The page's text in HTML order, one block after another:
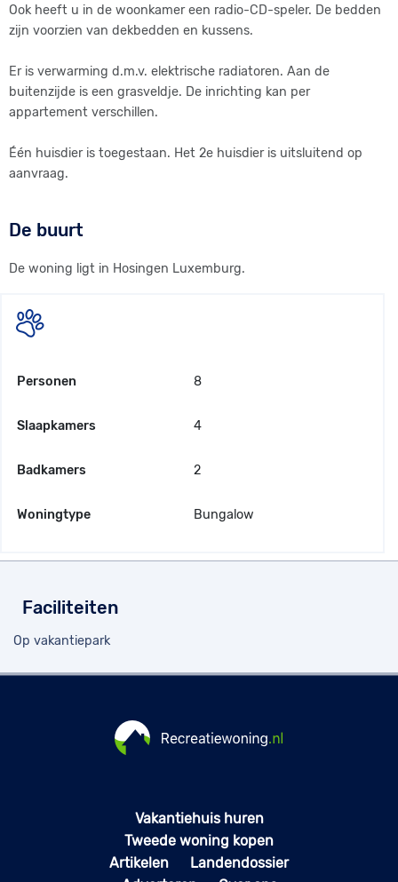
Ook heeft u in de woonkamer een radio-CD-speler. De bedden
zijn voorzien van dekbedden en kussens.
Er is verwarming d.m.v. elektrische radiatoren. Aan de
buitenzijde is een grasveldje. De inrichting kan per
appartement verschillen.
Één huisdier is toegestaan. Het 2e huisdier is uitsluitend op
aanvraag.
De buurt
De woning ligt in Hosingen Luxemburg.
Personen 8
Slaapkamers 4
Badkamers 2
Woningtype Bungalow
Faciliteiten
Op vakantiepark
Vakantiehuis huren
Tweede woning kopen
Artikelen
Landendossier